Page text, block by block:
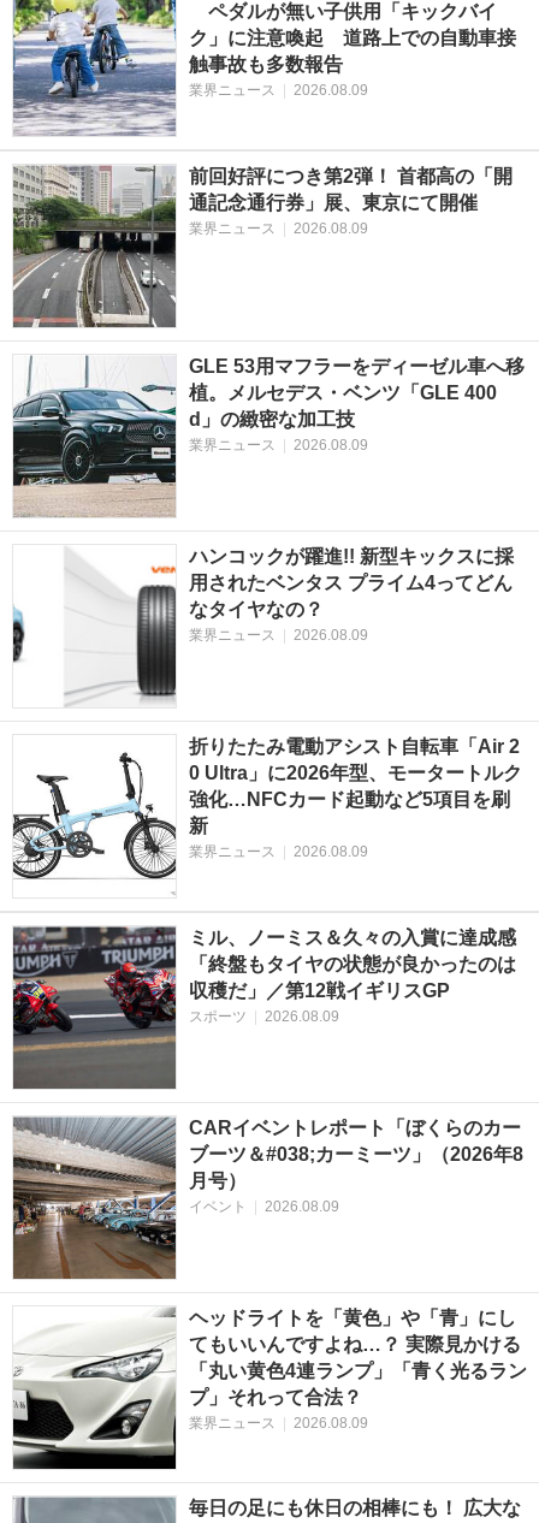
ペダルが無い子供用「キックバイ
ク」に注意喚起 道路上での自動車接
触事故も多数報告
業界ニュース 2026.08.09
前回好評につき第2弾！ 首都高の「開
通記念通行券」展、東京にて開催
業界ニュース 2026.08.09
GLE 53用マフラーをディーゼル車へ移
植。メルセデス・ベンツ「GLE 400
d」の緻密な加工技
業界ニュース 2026.08.09
ハンコックが躍進!! 新型キックスに採
用されたベンタス プライム4ってどん
なタイヤなの？
業界ニュース 2026.08.09
折りたたみ電動アシスト自転車「Air 2
0 Ultra」に2026年型、モータートルク
強化…NFCカード起動など5項目を刷
新
業界ニュース 2026.08.09
ミル、ノーミス＆久々の入賞に達成感
「終盤もタイヤの状態が良かったのは
収穫だ」／第12戦イギリスGP
スポーツ 2026.08.09
CARイベントレポート「ぼくらのカー
ブーツ＆#038;カーミーツ」（2026年8
月号）
イベント 2026.08.09
ヘッドライトを「黄色」や「青」にし
てもいいんですよね…？ 実際見かける
「丸い黄色4連ランプ」「青く光るラン
プ」それって合法？
業界ニュース 2026.08.09
毎日の足にも休日の相棒にも！ 広大な